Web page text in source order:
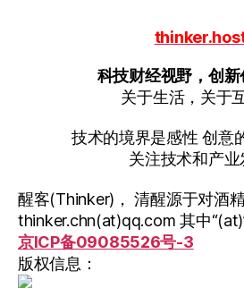
科技财经视野，创
关于生活，关于
技术的境界是感性 创意
关注技术和产业
醒客(Thinker)， 清醒源于对酒
thinker.chn(at)qq.com 其中
京ICP备09085526号-3
版权信息：